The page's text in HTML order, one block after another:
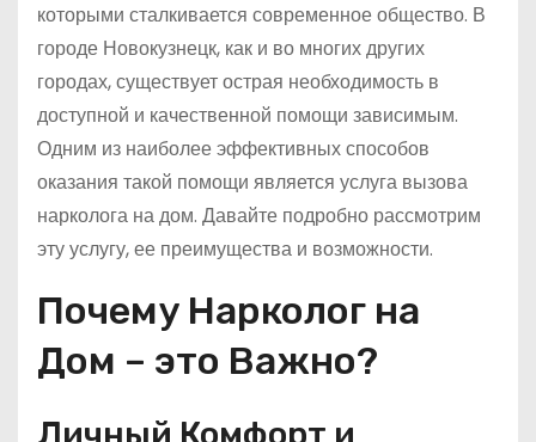
которыми сталкивается современное общество. В
городе Новокузнецк, как и во многих других
городах, существует острая необходимость в
доступной и качественной помощи зависимым.
Одним из наиболее эффективных способов
оказания такой помощи является услуга вызова
нарколога на дом. Давайте подробно рассмотрим
эту услугу, ее преимущества и возможности.
Почему Нарколог на
Дом – это Важно?